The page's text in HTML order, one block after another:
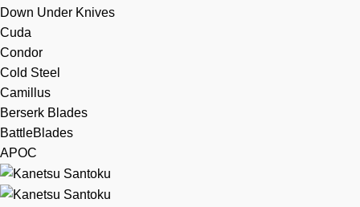
Down Under Knives
Cuda
Condor
Cold Steel
Camillus
Berserk Blades
BattleBlades
APOC